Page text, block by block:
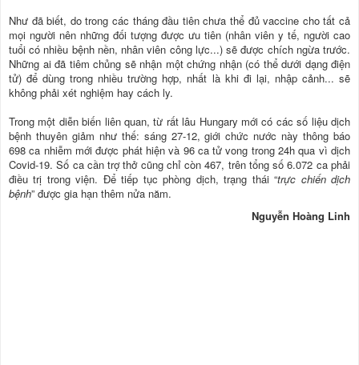
Như đã biết, do trong các tháng đầu tiên chưa thể đủ vaccine cho tất cả
mọi người nên những đối tượng được ưu tiên (nhân viên y tế, người cao
tuổi có nhiều bệnh nền, nhân viên công lực...) sẽ được chích ngừa trước.
Những ai đã tiêm chủng sẽ nhận một chứng nhận (có thể dưới dạng điện
tử) để dùng trong nhiều trường hợp, nhất là khi đi lại, nhập cảnh... sẽ
không phải xét nghiệm hay cách ly.
Trong một diễn biến liên quan, từ rất lâu Hungary mới có các số liệu dịch
bệnh thuyên giảm như thế: sáng 27-12, giới chức nước này thông báo
698 ca nhiễm mới được phát hiện và 96 ca tử vong trong 24h qua vì dịch
Covid-19. Số ca cần trợ thở cũng chỉ còn 467, trên tổng số 6.072 ca phải
điều trị trong viện. Để tiếp tục phòng dịch, trạng thái “trực chiến dịch
bệnh” được gia hạn thêm nửa năm.
Nguyễn Hoàng Linh